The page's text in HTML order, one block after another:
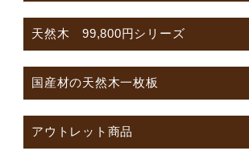
天然木 99,800円シリーズ
国産材の天然木一枚板
アウトレット商品